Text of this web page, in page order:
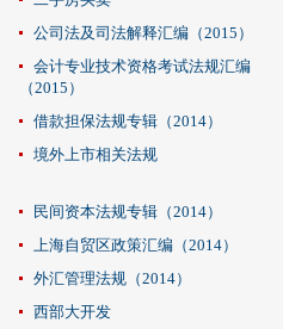
公司法及司法解释汇编（2015）
会计专业技术资格考试法规汇编
（2015）
借款担保法规专辑（2014）
境外上市相关法规
民间资本法规专辑（2014）
上海自贸区政策汇编（2014）
外汇管理法规（2014）
西部大开发